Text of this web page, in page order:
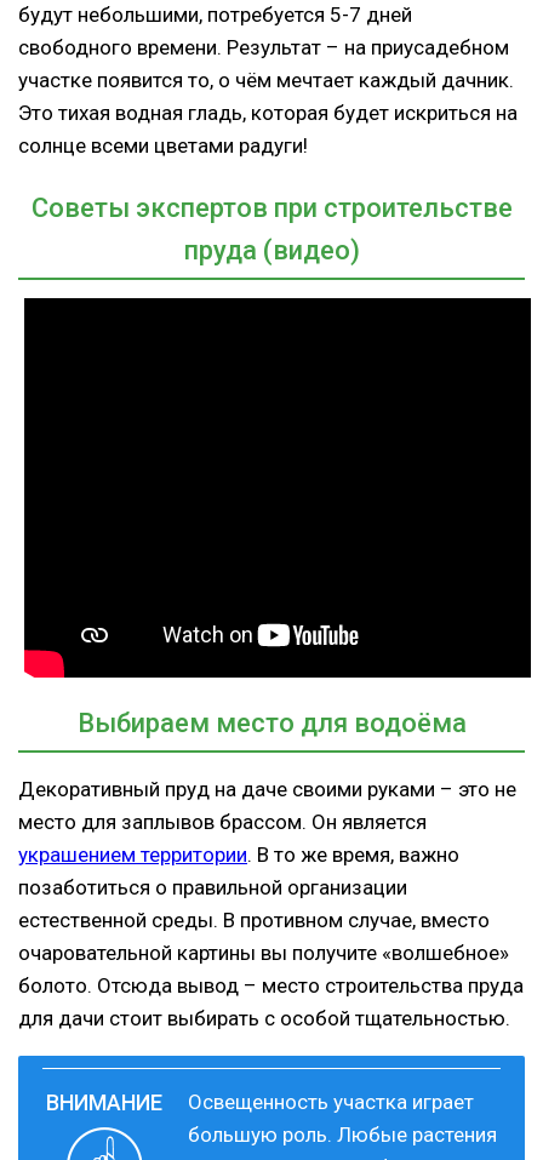
будут небольшими, потребуется 5-7 дней
свободного времени. Результат – на приусадебном
участке появится то, о чём мечтает каждый дачник.
Это тихая водная гладь, которая будет искриться на
солнце всеми цветами радуги!
Советы экспертов при строительстве
пруда (видео)
Выбираем место для водоёма
Декоративный пруд на даче своими руками – это не
место для заплывов брассом. Он является
украшением территории. В то же время, важно
позаботиться о правильной организации
естественной среды. В противном случае, вместо
очаровательной картины вы получите «волшебное»
болото. Отсюда вывод – место строительства пруда
для дачи стоит выбирать с особой тщательностью.
Освещенность участка играет
большую роль. Любые растения